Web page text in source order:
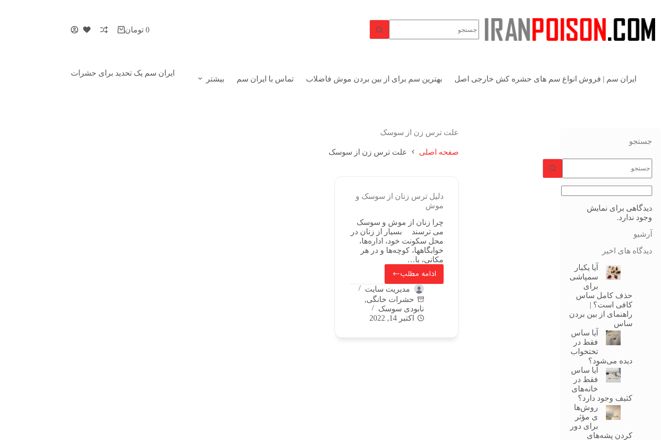
0 تومان
ایران سم | فروش انواع سم های حشره کش خارجی اصل بهترین سم برای از بین بردن موش فاضلاب تماس با ایران سم بیشتر
ایران سم یک تحدید برای حشرات
علت ترس زن از سوسک
صفحه اصلی علت ترس زن از سوسک
دلیل ترس زنان از سوسک و
موش
چرا زنان از موش و سوسک
می ترسند بسیار از زنان در
محل سکونت خود، اداره‌ها،
خوابگاهها، کوچه‌ها و در هر
مکانی، با…
ادامه مطلب
مدیریت سایت
حشرات خانگی,
نابودی سوسک
اکتبر 14, 2022
جستجو
دیدگاهی برای نمایش
وجود ندارد.
آرشیو
دیدگاه های اخیر
آیا یکبار
سمپاشی
برای
حذف کامل ساس
کافی است؟ |
راهنمای از بین بردن
ساس
آیا ساس
فقط در
تختخواب
دیده می‌شود؟
آیا ساس
فقط در
خانه‌های
کثیف وجود دارد؟
روش‌ها
ی مؤثر
برای دور
کردن پشه‌های